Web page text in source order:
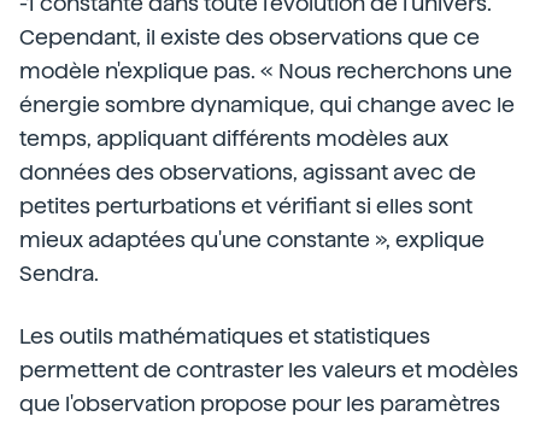
Cependant, il existe des observations que ce
modèle n'explique pas. « Nous recherchons une
énergie sombre dynamique, qui change avec le
temps, appliquant différents modèles aux
données des observations, agissant avec de
petites perturbations et vérifiant si elles sont
mieux adaptées qu'une constante », explique
Sendra.
Les outils mathématiques et statistiques
permettent de contraster les valeurs et modèles
que l'observation propose pour les paramètres